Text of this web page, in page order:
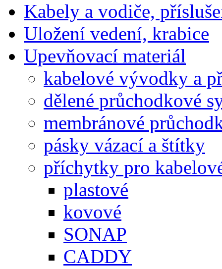
Kabely a vodiče,
Uložení vedení, krabice
Upevňovací materiál
kabelové vývodky a
dělené průchodkové
membránové
pásky vázací a štítky
příchytky pro
plastové
kovové
SONAP
CADDY